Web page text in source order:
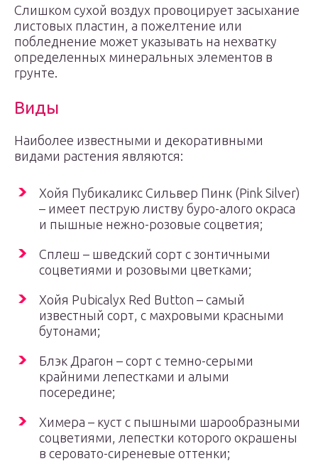
Слишком сухой воздух провоцирует засыхание
листовых пластин, а пожелтение или
побледнение может указывать на нехватку
определенных минеральных элементов в
грунте.
Виды
Наиболее известными и декоративными
видами растения являются:
Хойя Пубикаликс Сильвер Пинк (Pink Silver)
– имеет пеструю листву буро-алого окраса
и пышные нежно-розовые соцветия;
Сплеш – шведский сорт с зонтичными
соцветиями и розовыми цветками;
Хойя Pubicalyx Red Button – самый
известный сорт, с махровыми красными
бутонами;
Блэк Драгон – сорт с темно-серыми
крайними лепестками и алыми
посередине;
Химера – куст с пышными шарообразными
соцветиями, лепестки которого окрашены
в серовато-сиреневые оттенки;